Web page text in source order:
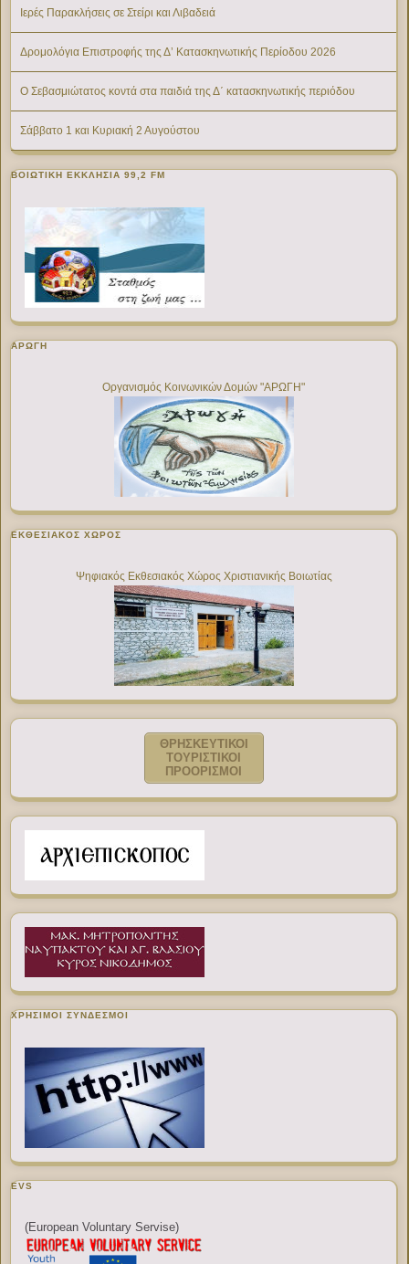
Ιερές Παρακλήσεις σε Στείρι και Λιβαδειά
Δρομολόγια Επιστροφής της Δ’ Κατασκηνωτικής Περίοδου 2026
Ο Σεβασμιώτατος κοντά στα παιδιά της Δ΄ κατασκηνωτικής περιόδου
Σάββατο 1 και Κυριακή 2 Αυγούστου
ΒΟΙΩΤΙΚΉ ΕΚΚΛΗΣΊΑ 99,2 FM
ΑΡΩΓΗ
Οργανισμός Κοινωνικών Δομών "ΑΡΩΓΗ"
ΕΚΘΕΣΙΑΚΌΣ ΧΏΡΟΣ
Ψηφιακός Εκθεσιακός Χώρος Χριστιανικής Βοιωτίας
ΘΡΗΣΚΕΥΤΙΚΟΙ
ΤΟΥΡΙΣΤΙΚΟΙ
ΠΡΟΟΡΙΣΜΟΙ
ΧΡΉΣΙΜΟΙ ΣΎΝΔΕΣΜΟΙ
EVS
(European Voluntary Servise)